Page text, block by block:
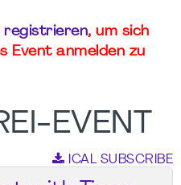
registrieren, um sich
Event anmelden zu
EVENT
ICAL SUBSCRIBE